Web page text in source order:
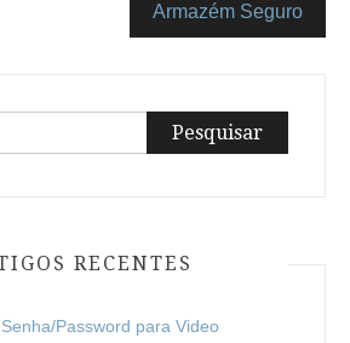
Armazém Seguro
RECENTES
Password para Video